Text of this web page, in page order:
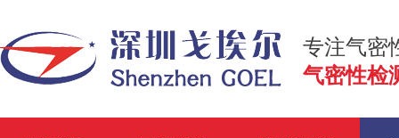
专注气密
气密性检